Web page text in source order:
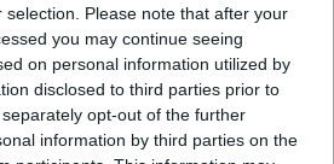
Please note that after your
you may continue seeing
on personal information utilized by
disclosed to third parties prior to
opt-out of the further
information by third parties on the